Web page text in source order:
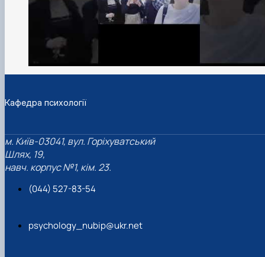
Кафедра психології
м. Київ-03041, вул. Горіхуватський
Шлях, 19,
навч. корпус №1, кім. 23.
(044) 527-83-54
psychology_nubip@ukr.net